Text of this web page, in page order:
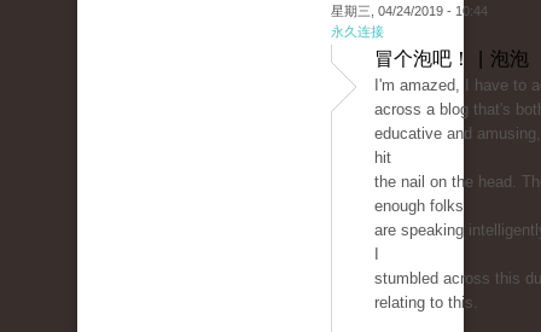
星期三, 04/24/2019 - 10:44
永久连接
冒个泡吧！ | 泡泡
I'm amazed, I have to
across a blog that's
educative and
hit
the nail on the head.
enough folks
are speaking
stumbled across this
relating to this.